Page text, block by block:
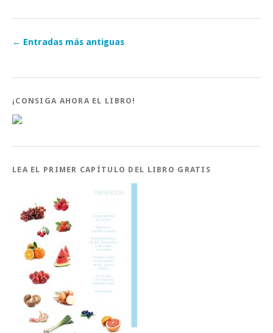
← Entradas más antiguas
¡CONSIGA AHORA EL LIBRO!
LEA EL PRIMER CAPÍTULO DEL LIBRO GRATIS